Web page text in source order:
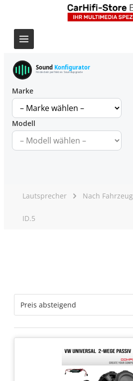
Sound Konfigurator
Finde dein perfektes Soundupgrade
Marke
Modell
Lautsprecher Nach Fahrzeug
ID.5